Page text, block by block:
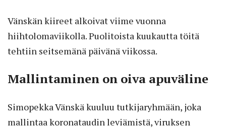
Vänskän kiireet alkoivat viime vuonna
hiihtolomaviikolla. Puolitoista kuukautta töitä
tehtiin seitsemänä päivänä viikossa.
Mallintaminen on oiva apuväline
Simopekka Vänskä kuuluu tutkijaryhmään, joka
mallintaa koronataudin leviämistä, viruksen